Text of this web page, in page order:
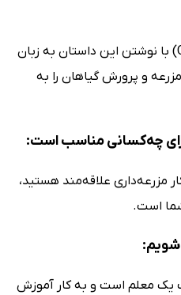
کارول ال ملنر (Carol L. Malnor) با نوشتن این داستان به زبان
و پرورش گیاهان را به
چه‌کسانی مناسب است:
به کار مزرعه‌داری علاقه‌مند هستید،
است.
شویم:
یک معلم است و به کار آموزش